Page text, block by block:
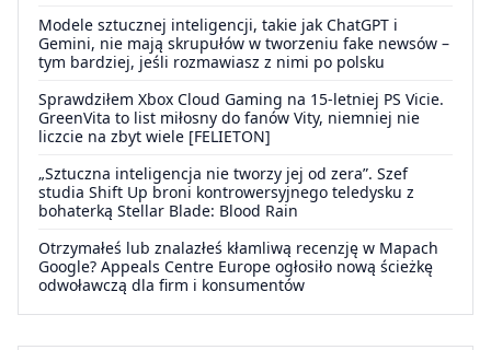
Modele sztucznej inteligencji, takie jak ChatGPT i
Gemini, nie mają skrupułów w tworzeniu fake newsów –
tym bardziej, jeśli rozmawiasz z nimi po polsku
Sprawdziłem Xbox Cloud Gaming na 15-letniej PS Vicie.
GreenVita to list miłosny do fanów Vity, niemniej nie
liczcie na zbyt wiele [FELIETON]
„Sztuczna inteligencja nie tworzy jej od zera”. Szef
studia Shift Up broni kontrowersyjnego teledysku z
bohaterką Stellar Blade: Blood Rain
Otrzymałeś lub znalazłeś kłamliwą recenzję w Mapach
Google? Appeals Centre Europe ogłosiło nową ścieżkę
odwoławczą dla firm i konsumentów